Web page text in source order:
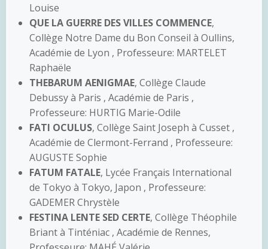
Louise
QUE LA GUERRE DES VILLES COMMENCE,
Collège Notre Dame du Bon Conseil à Oullins,
Académie de Lyon , Professeure: MARTELET
Raphaële
THEBARUM AENIGMAE, Collège Claude
Debussy à Paris , Académie de Paris ,
Professeure: HURTIG Marie-Odile
FATI OCULUS, Collège Saint Joseph à Cusset ,
Académie de Clermont-Ferrand , Professeure:
AUGUSTE Sophie
FATUM FATALE, Lycée Français International
de Tokyo à Tokyo, Japon , Professeure:
GADEMER Chrystèle
FESTINA LENTE SED CERTE, Collège Théophile
Briant à Tinténiac , Académie de Rennes,